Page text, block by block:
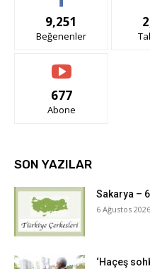
9,251
Beğenenler
677
Abone
SON YAZILAR
Sakarya –
6 Ağustos 2026
‘Haçeş